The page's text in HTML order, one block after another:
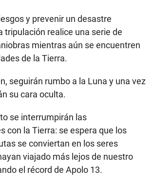
y prevenir un desastre
tripulación realice una serie de
mientras aún se encuentren
de la Tierra.
seguirán rumbo a la Luna y una vez
su cara oculta.
se interrumpirán las
con la Tierra: se espera que los
se conviertan en los seres
viajado más lejos de nuestro
el récord de Apolo 13.